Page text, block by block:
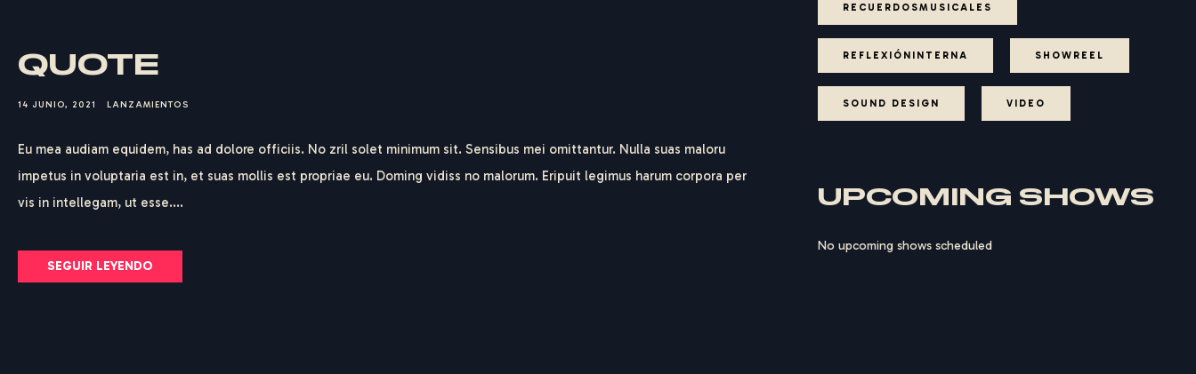
QUOTE
14 JUNIO, 2021 LANZAMIENTOS
Eu mea audiam equidem, has ad dolore officiis. No zril solet minimum sit. Sensibus mei omittantur. Nulla suas maloru
impetus in voluptaria est in, et suas mollis est propriae eu. Doming vidiss no malorum. Eripuit legimus harum corpora per
vis in intellegam, ut esse....
SEGUIR LEYENDO
RECUERDOSMUSICALES
REFLEXIÓNINTERNA SHOWREEL
SOUND DESIGN VIDEO
UPCOMING SHOWS
No upcoming shows scheduled